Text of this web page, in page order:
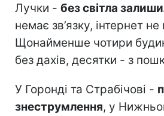
Лучки - без світла
немає зв’язку, інтернет
Щонайменше чотири
без дахів, десятки - з
У Горонді та Страбічові -
знеструмлення, у